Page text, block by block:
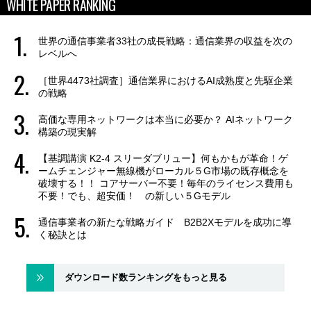
WHITE PAPER RANKING
世界の通信事業者33社の成長戦略：通信業界の収益を次の
レベルへ
［世界4473社調査］通信業界におけるAI成熟度と先駆企業
の戦略
高価な専用ネットワークは本当に必要か？ AIネットワーク
構築の現実解
【基調講演 K2-4 スリーダブリュー】何もかもが革命！ゲ
ームチェンジャー無線機がローカル５G市場の既存概念を
破壊する！！ コアサーバー不要！毎年のライセンス費用も
不要！でも、超安価！ の新しい５Gモデル
通信事業者の新たな戦略ガイド B2B2Xモデルを成功に導
く秘訣とは
ダウンロード数ランキングをもっと見る